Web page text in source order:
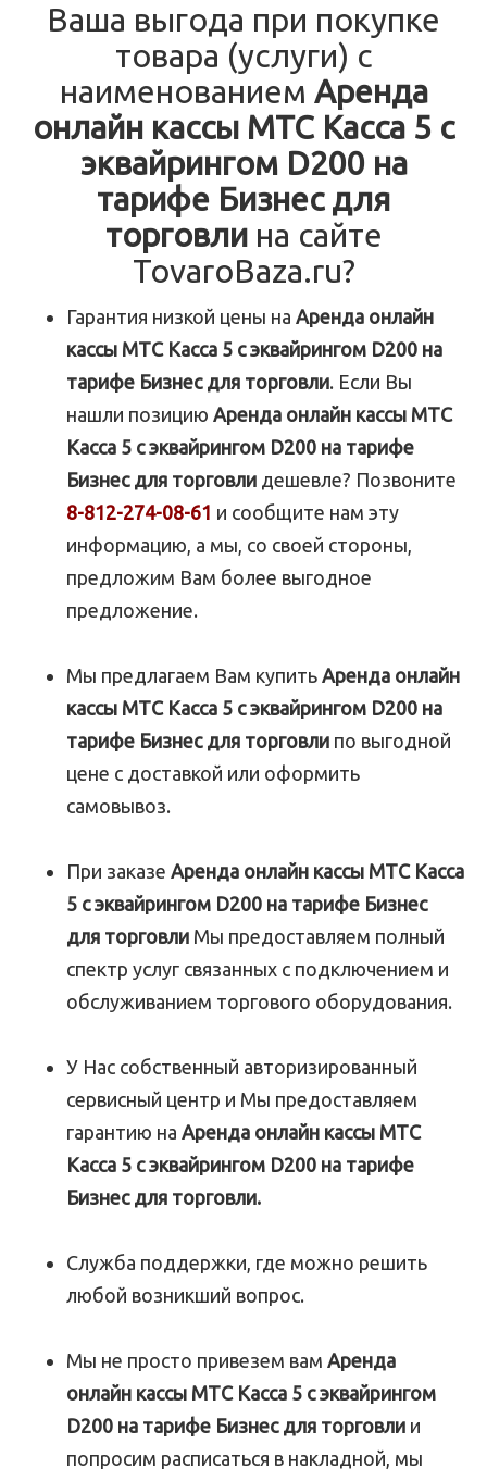
Ваша выгода при покупке
товара (услуги) с
наименованием Аренда
онлайн кассы МТС Касса 5 с
эквайрингом D200 на
тарифе Бизнес для
торговлина сайте
TovaroBaza.ru?
Гарантия низкой цены на Аренда онлайн
кассы МТС Касса 5 с эквайрингом D200 на
тарифе Бизнес для торговли. Если Вы
нашли позицию Аренда онлайн кассы МТС
Касса 5 с эквайрингом D200 на тарифе
Бизнес для торговли дешевле? Позвоните
8-812-274-08-61 и сообщите нам эту
информацию, а мы, со своей стороны,
предложим Вам более выгодное
предложение.
Мы предлагаем Вам купить Аренда онлайн
кассы МТС Касса 5 с эквайрингом D200 на
тарифе Бизнес для торговли по выгодной
цене с доставкой или оформить
самовывоз.
При заказе Аренда онлайн кассы МТС Касса
5 с эквайрингом D200 на тарифе Бизнес
для торговли Мы предоставляем полный
спектр услуг связанных с подключением и
обслуживанием торгового оборудования.
У Нас собственный авторизированный
сервисный центр и Мы предоставляем
гарантию на Аренда онлайн кассы МТС
Касса 5 с эквайрингом D200 на тарифе
Бизнес для торговли.
Служба поддержки, где можно решить
любой возникший вопрос.
Мы не просто привезем вам Аренда
онлайн кассы МТС Касса 5 с эквайрингом
D200 на тарифе Бизнес для торговли и
попросим расписаться в накладной, мы